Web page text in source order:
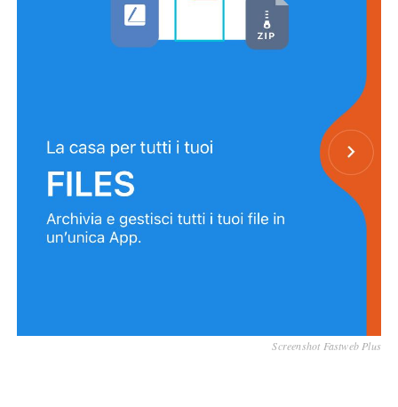
Screenshot Fastweb Plus